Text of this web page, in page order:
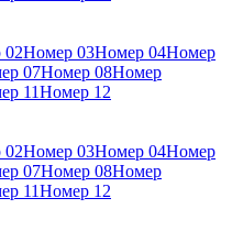
02Номер 03Номер 04Номер
07Номер 08Номер
11Номер 12
02Номер 03Номер 04Номер
07Номер 08Номер
11Номер 12